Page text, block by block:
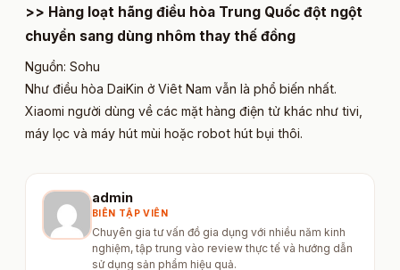
>> Hàng loạt hãng điều hòa Trung Quốc đột ngột
chuyển sang dùng nhôm thay thế đồng​
Nguồn: Sohu​
Như điều hòa DaiKin ở Viêt Nam vẫn là phổ biến nhất.
Xiaomi người dùng về các mặt hàng điện tử khác như tivi,
máy lọc và máy hút mùi hoặc robot hút bụi thôi.
admin
BIÊN TẬP VIÊN
Chuyên gia tư vấn đồ gia dụng với nhiều năm kinh
nghiệm, tập trung vào review thực tế và hướng dẫn
sử dụng sản phẩm hiệu quả.